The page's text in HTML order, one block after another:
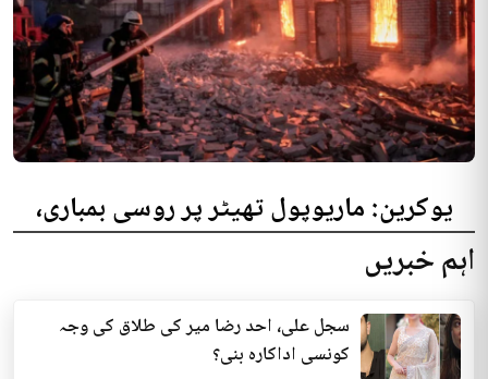
یوکرین: ماریوپول تھیٹر پر روسی بمباری،
300 افراد کی ہلاکت کا خدشہ
کا خدشہ ظاہر کیا اور کہا کہ کم...
انٹرنیشنل | 4 years پہلے
اہم خبریں
سجل علی، احد رضا میر کی طلاق کی وجہ
کونسی اداکارہ بنی؟